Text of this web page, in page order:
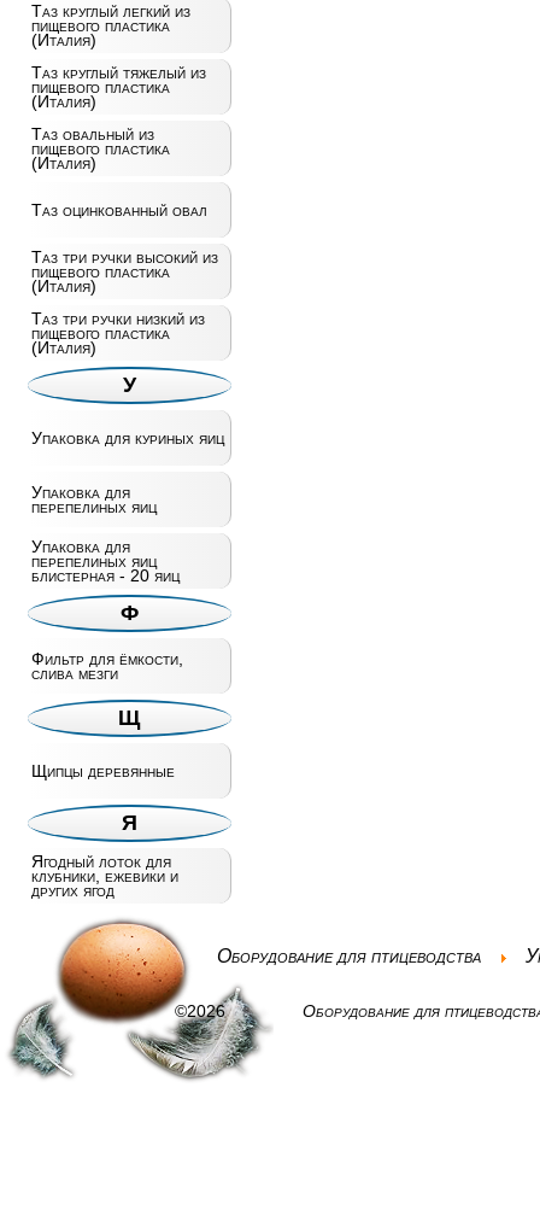
Таз круглый легкий из
пищевого пластика
(Италия)
Таз круглый тяжелый из
пищевого пластика
(Италия)
Таз овальный из
пищевого пластика
(Италия)
Таз оцинкованный овал
Таз три ручки высокий из
пищевого пластика
(Италия)
Таз три ручки низкий из
пищевого пластика
(Италия)
У
Упаковка для куриных яиц
Упаковка для
перепелиных яиц
Упаковка для
перепелиных яиц
блистерная - 20 яиц
Ф
Фильтр для ёмкости,
слива мезги
Щ
Щипцы деревянные
Я
Ягодный лоток для
клубники, ежевики и
других ягод
Оборудование для птицеводства
©2026 Оборудование для